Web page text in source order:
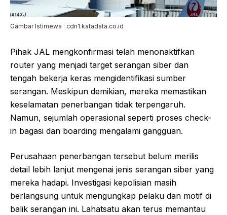
Gambar Istimewa : cdn1.katadata.co.id
Pihak JAL mengkonfirmasi telah menonaktifkan
router yang menjadi target serangan siber dan
tengah bekerja keras mengidentifikasi sumber
serangan. Meskipun demikian, mereka memastikan
keselamatan penerbangan tidak terpengaruh.
Namun, sejumlah operasional seperti proses check-
in bagasi dan boarding mengalami gangguan.
Perusahaan penerbangan tersebut belum merilis
detail lebih lanjut mengenai jenis serangan siber yang
mereka hadapi. Investigasi kepolisian masih
berlangsung untuk mengungkap pelaku dan motif di
balik serangan ini. Lahatsatu akan terus memantau